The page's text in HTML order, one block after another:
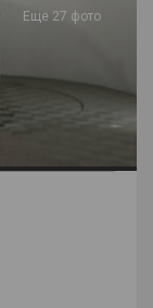
Еще 27 фото